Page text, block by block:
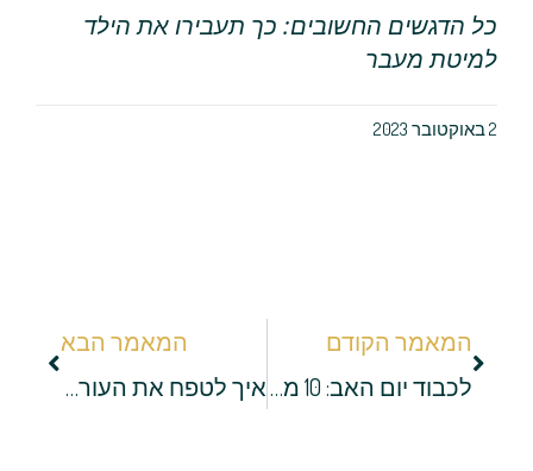
כל הדגשים החשובים: כך תעבירו את הילד
למיטת מעבר
המאמר הקודם
לכבוד יום האב: 10 מתנות שכל אבא ישמח לקבל
המאמר הבא
איך לטפח את העור לפני אירוע? מדריך מיוחד!